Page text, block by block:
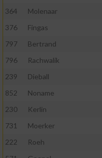
364
Molenaar
376
Fingas
797
Bertrand
796
Rachwalik
239
Dieball
852
Noname
230
Kerlin
731
Moerker
222
Roeh